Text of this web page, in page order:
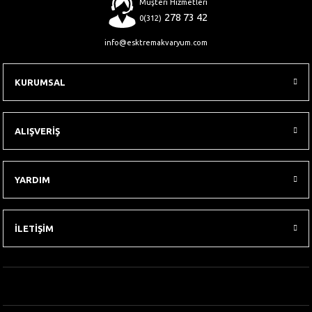
Müşteri Hizmetleri
0(312) 278 73 42
info@esktremakvaryum.com
KURUMSAL
ALIŞVERİŞ
YARDIM
İLETİŞİM